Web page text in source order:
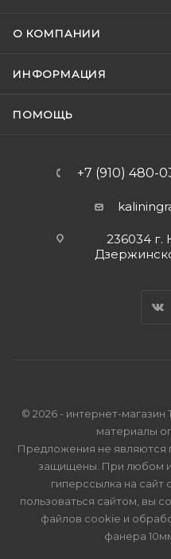
О КОМПАНИИ
ИНФОРМАЦИЯ
ПОМОЩЬ
+7 (910) 480-
236034 г.
© 2026 - интернет-
материалы
Предложения не являются
защищены. При любом
гиперссылка на
пользоваться сайтом, вы
файлов cookie и
фанера